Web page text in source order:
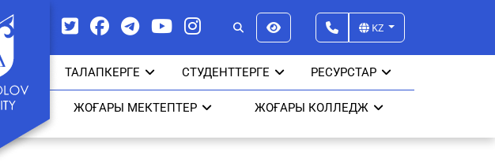
KZ
ТАЛАПКЕРГЕ СТУДЕНТТЕРГЕ РЕСУРСТАР
ЖОҒАРЫ МЕКТЕПТЕР ЖОҒАРЫ КОЛЛЕДЖ